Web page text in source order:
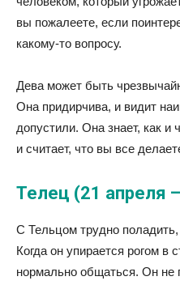
вы пожалеете, если
какому-то вопросу.
Дева может быть
Она придирчива, и видит
допустили. Она знает, как и
и считает, что вы все
Телец (21 апреля
С Тельцом трудно
Когда он упирается рогом в
нормально общаться. Он не